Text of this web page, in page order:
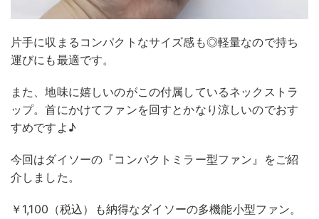
片手に収まるコンパクトなサイズ感も◎軽量なので持ち
運びにも最適です。
また、地味に嬉しいのがこの付属しているネックストラ
ップ。首にかけてファンを回すとかなり涼しいのでおす
すめですよ♪
今回はダイソーの『コンパクトミラー型ファン』をご紹
介しました。
￥1,100（税込）も納得なダイソーの多機能小型ファン。